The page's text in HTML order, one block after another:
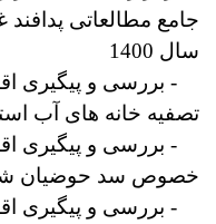
جامع مطالعاتی
سال 1400
- بررسی و پیگیری
تصفیه خانه های آب
- بررسی و پیگیری
خصوص سد حوضیان
- بررسی و پیگیری